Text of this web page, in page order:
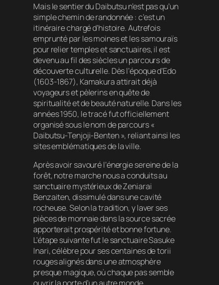
Mais le sentier du Daibutsu n’est pas qu’un
simple chemin de randonnée : c’est un
itinéraire chargé d’histoire. Autrefois
emprunté par les moines et les samouraïs
pour relier temples et sanctuaires, il est
devenu au fil des siècles un parcours de
découverte culturelle. Dès l’époque d’Edo
(1603-1867), Kamakura attirait déjà
voyageurs et pèlerins en quête de
spiritualité et de beauté naturelle. Dans les
années 1950, le tracé fut officiellement
organisé sous le nom de parcours «
Daibutsu-Tenjoji-Benten », reliant ainsi les
sites emblématiques de la ville.
Après avoir savouré l’énergie sereine de la
forêt, notre marche nous a conduits au
sanctuaire mystérieux de Zeniarai
Benzaiten, dissimulé dans une cavité
rocheuse. Selon la tradition, y laver ses
pièces de monnaie dans la source sacrée
apporterait prospérité et bonne fortune.
L’étape suivante fut le sanctuaire Sasuke
Inari, célèbre pour ses centaines de torii
rouges alignés dans une atmosphère
presque magique, où chaque pas semble